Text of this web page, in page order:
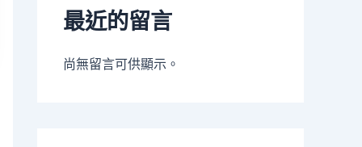
最近的留言
尚無留言可供顯示。